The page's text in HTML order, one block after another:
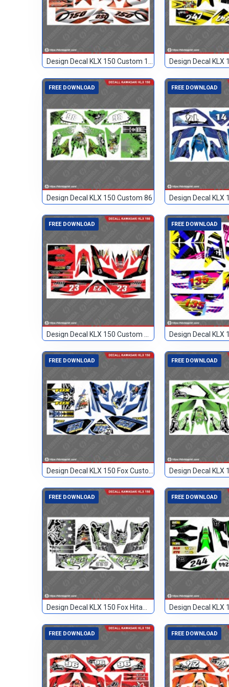
FREE DOWNLOAD
Design Decal KLX 150 Custom 86
FREE DOWNLOAD
FREE DOWNLOAD FREE DOWNLOAD
FREE DOWNLOAD FREE DOWNLOAD
FREE DOWNLOAD FREE DOWNLOAD
FREE DOWNLOAD FREE DOWNLOAD